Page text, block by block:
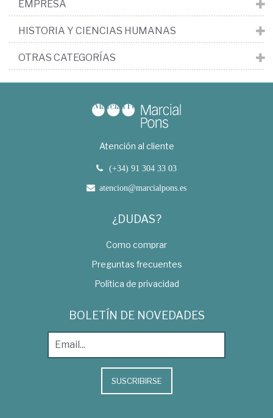
EMPRESA
HISTORIA Y CIENCIAS HUMANAS
OTRAS CATEGORÍAS
Atención al cliente
(+34) 91 304 33 03
atencion@marcialpons.es
¿DUDAS?
Como comprar
Preguntas frecuentes
Política de privacidad
BOLETÍN DE NOVEDADES
SUSCRIBIRSE